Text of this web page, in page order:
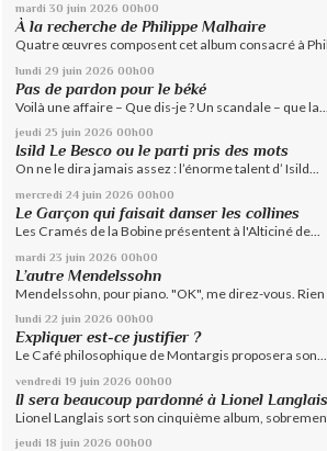
mardi 30 juin 2026 00h00
À la recherche de Philippe Malhaire
Quatre œuvres composent cet album consacré à
lundi 29 juin 2026 00h00
Pas de pardon pour le béké
Voilà une affaire – Que dis-je ? Un scandale – que la...
jeudi 25 juin 2026 00h00
Isild Le Besco ou le parti pris des mots
On ne le dira jamais assez : l’énorme talent d’ Isild...
mercredi 24 juin 2026 00h00
Le Garçon qui faisait danser les collines
Les Cramés de la Bobine présentent à l'Alticiné de...
mardi 23 juin 2026 00h00
L’autre Mendelssohn
Mendelssohn, pour piano. "OK", me direz-vous. Rien
lundi 22 juin 2026 00h00
Expliquer est-ce justifier ?
Le Café philosophique de Montargis proposera son...
vendredi 19 juin 2026 00h00
Il sera beaucoup pardonné à Lionel Langlais
Lionel Langlais sort son cinquième album,
jeudi 18 juin 2026 00h00